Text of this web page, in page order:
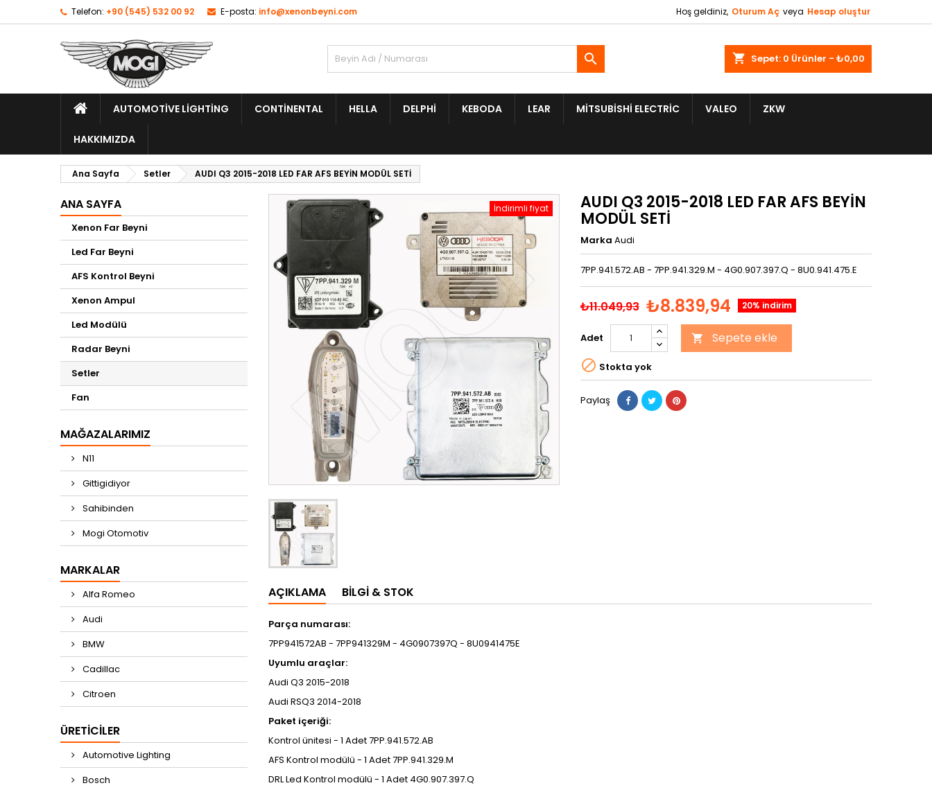
Telefon: +90 (545) 532 00 92 E-posta: info@xenonbeyni.com Hoş geldiniz, Oturum Aç veya Hesap oluştur
shopping_cart Sepet: 0 Ürünler - ₺0,00

AUTOMOTIVE LIGHTING CONTINENTAL HELLA DELPHI KEBODA LEAR MITSUBISHI ELECTRIC VALEO ZKW
HAKKIMIZDA
Ana Sayfa Setler AUDI Q3 2015-2018 LED FAR AFS BEYİN MODÜL SETİ
ANA SAYFA
Xenon Far Beyni
Led Far Beyni
AFS Kontrol Beyni
Xenon Ampul
Led Modülü
Radar Beyni
Setler
Fan
MAĞAZALARIMIZ
N11
Gittigidiyor
Sahibinden
Mogi Otomotiv
MARKALAR
Alfa Romeo
Audi
BMW
Cadillac
Citroen
ÜRETICILER
Automotive Lighting
Bosch
İndirimli fiyat AUDI Q3 2015-2018 LED FAR AFS BEYİN
MODÜL SETİ
Marka Audi
7PP.941.572.AB - 7PP.941.329.M - 4G0.907.397.Q - 8U0.941.475.E
₺11.049,93 ₺8.839,94 20% indirim
Adet  Sepete ekle
 Stokta yok
Paylaş
AÇIKLAMA BILGI & STOK
Parça numarası:
7PP941572AB - 7PP941329M - 4G0907397Q - 8U0941475E
​Uyumlu araçlar:
Audi Q3 2015-2018
Audi RSQ3 2014-2018
Paket içeriği:
Kontrol ünitesi - 1 Adet 7PP.941.572.AB
AFS Kontrol modülü - 1 Adet 7PP.941.329.M
DRL Led Kontrol modülü - 1 Adet 4G0.907.397.Q